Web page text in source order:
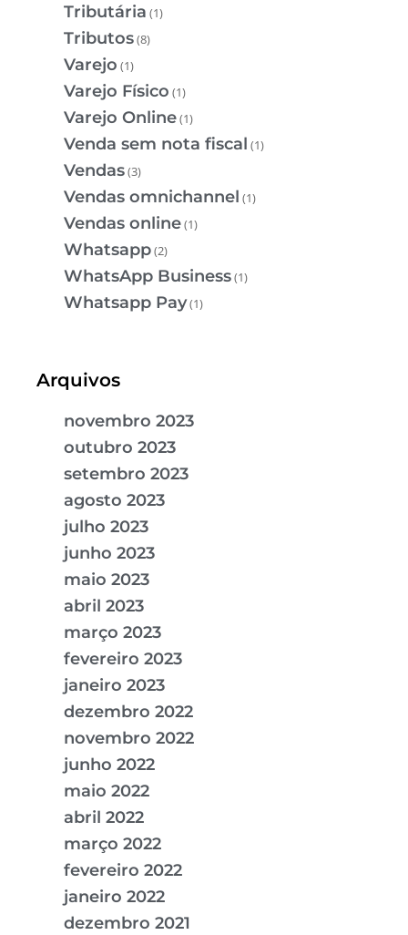
Tributária (1)
Tributos(8)
Varejo (1)
Varejo Físico (1)
Varejo Online(1)
Venda sem nota fiscal (1)
Vendas(3)
Vendas omnichannel (1)
Vendas online(1)
Whatsapp(2)
WhatsApp Business(1)
Whatsapp Pay(1)
Arquivos
novembro 2023
outubro 2023
setembro 2023
agosto 2023
julho 2023
junho 2023
maio 2023
abril 2023
março 2023
fevereiro 2023
janeiro 2023
dezembro 2022
novembro 2022
junho 2022
maio 2022
abril 2022
março 2022
fevereiro 2022
janeiro 2022
dezembro 2021